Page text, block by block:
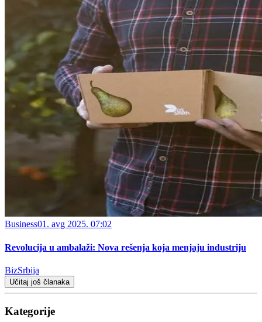
Business01. avg 2025. 07:02
Revolucija u ambalaži: Nova rešenja koja menjaju industriju
BizSrbija
Učitaj još članaka
Kategorije